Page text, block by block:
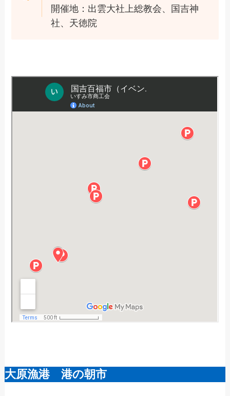
開催地：出雲大社上総教会、国吉神
社、天徳院
大原漁港 港の朝市